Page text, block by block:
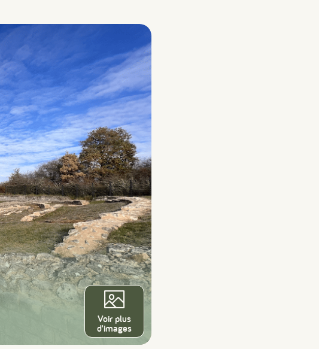
Voir plus
d'images